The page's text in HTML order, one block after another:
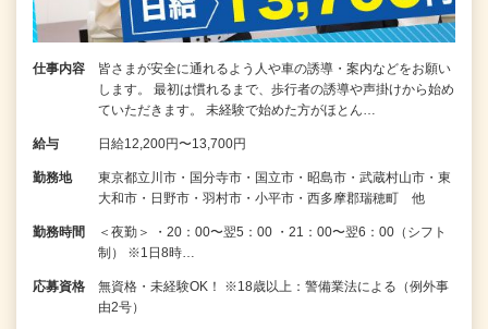
仕事内容
皆さまが安全に通れるよう人や車の誘導・案内などをお願い
します。 最初は慣れるまで、歩行者の誘導や声掛けから始め
ていただきます。 未経験で始めた方がほとん…
給与 日給12,200円〜13,700円
勤務地
東京都立川市・国分寺市・国立市・昭島市・武蔵村山市・東
大和市・日野市・羽村市・小平市・西多摩郡瑞穂町 他
勤務時間
＜夜勤＞ ・20：00〜翌5：00 ・21：00〜翌6：00（シフト
制） ※1日8時…
応募資格
無資格・未経験OK！ ※18歳以上：警備業法による（例外事
由2号）